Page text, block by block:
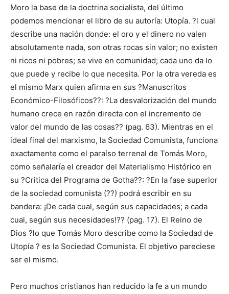
Moro la base de la doctrina socialista, del último
podemos mencionar el libro de su autoría: Utopía. ?l cual
describe una nación donde: el oro y el dinero no valen
absolutamente nada, son otras rocas sin valor; no existen
ni ricos ni pobres; se vive en comunidad; cada uno da lo
que puede y recibe lo que necesita. Por la otra vereda es
el mismo Marx quien afirma en sus ?Manuscritos
Económico-Filosóficos??: ?La desvalorización del mundo
humano crece en razón directa con el incremento de
valor del mundo de las cosas?? (pag. 63). Mientras en el
ideal final del marxismo, la Sociedad Comunista, funciona
exactamente como el paraíso terrenal de Tomás Moro,
como señalaría el creador del Materialismo Histórico en
su ?Critica del Programa de Gotha??: ?En la fase superior
de la sociedad comunista (??) podrá escribir en su
bandera: ¡De cada cual, según sus capacidades; a cada
cual, según sus necesidades!?? (pag. 17). El Reino de
Dios ?lo que Tomás Moro describe como la Sociedad de
Utopía ? es la Sociedad Comunista. El objetivo pareciese
ser el mismo.
Pero muchos cristianos han reducido la fe a un mundo